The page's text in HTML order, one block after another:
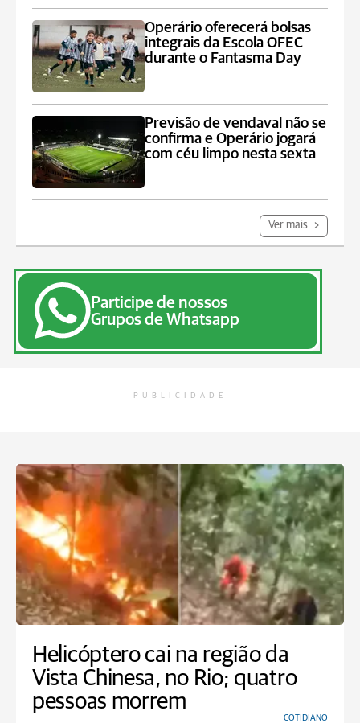
Operário oferecerá bolsas
integrais da Escola OFEC
durante o Fantasma Day
Previsão de vendaval não se
confirma e Operário jogará
com céu limpo nesta sexta
Ver mais
Participe de nossos
Grupos de Whatsapp
PUBLICIDADE
Helicóptero cai na região da
Vista Chinesa, no Rio; quatro
pessoas morrem
COTIDIANO